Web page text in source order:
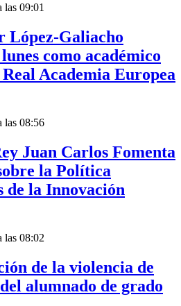
las 09:01
López-Galiacho
como académico
Academia Europea
las 08:56
Juan Carlos Fomenta
la Política
de la Innovación
las 08:02
de la violencia de
alumnado de grado